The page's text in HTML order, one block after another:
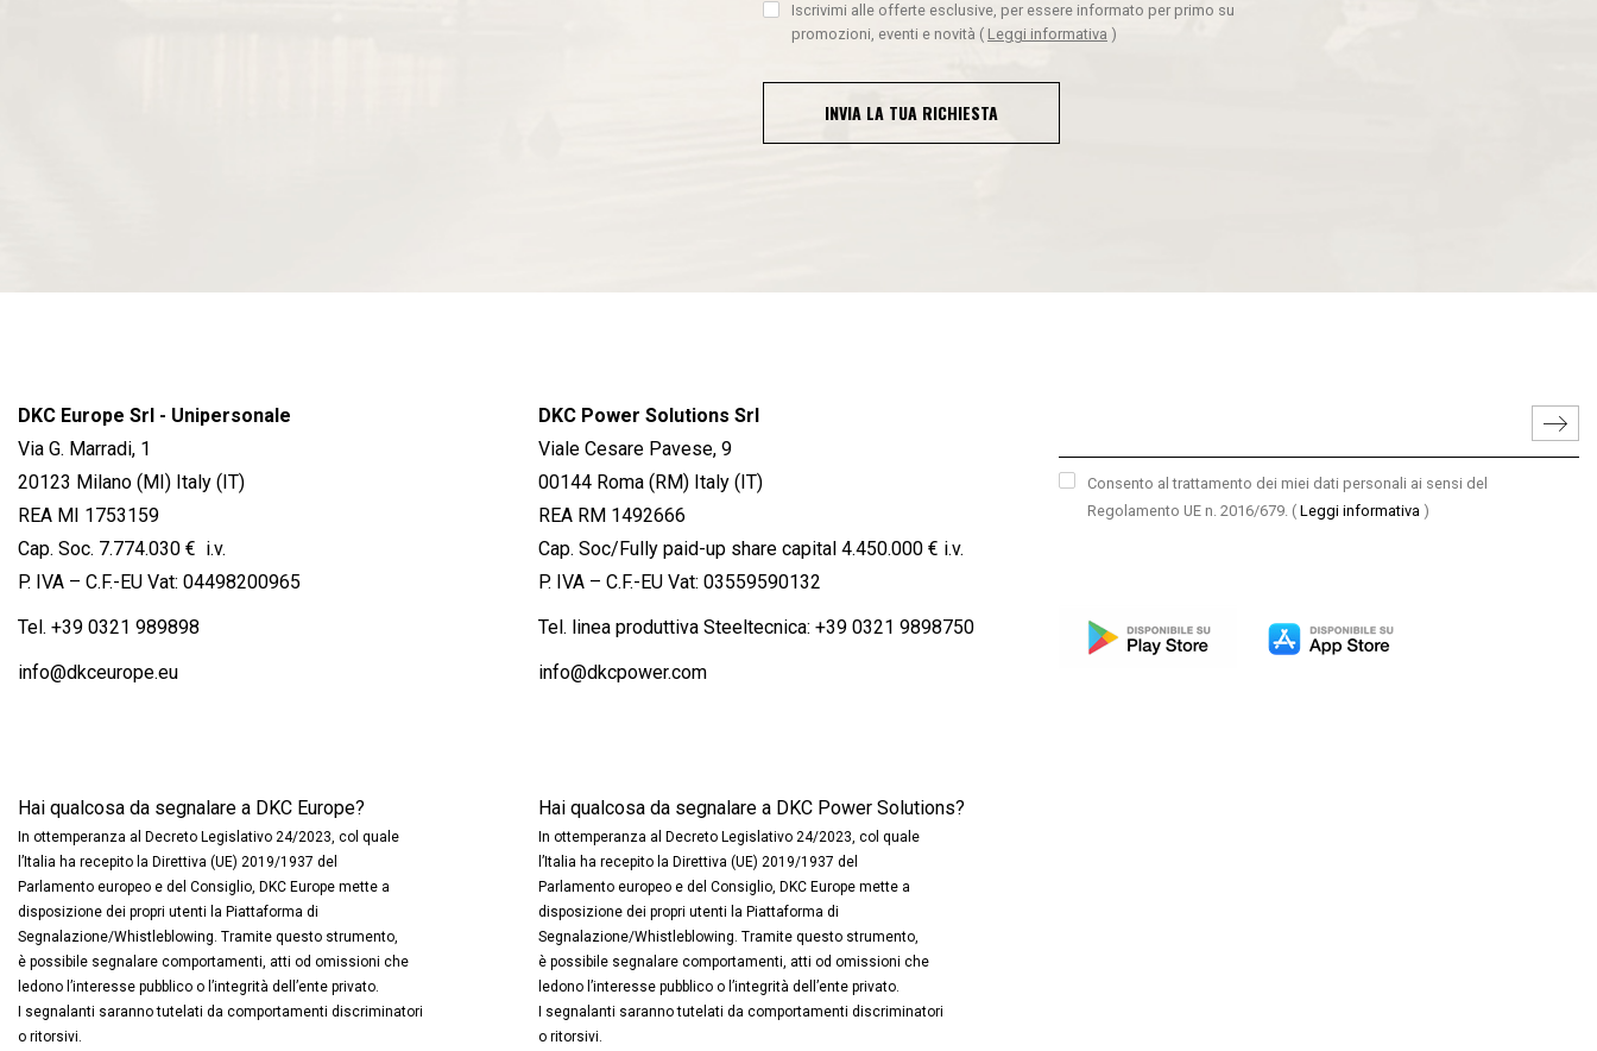
Iscrivimi alle offerte esclusive, per essere informato per primo su
promozioni, eventi e novità ( Leggi informativa )
INVIA LA TUA RICHIESTA
DKC Europe Srl - Unipersonale
Via G. Marradi, 1
20123 Milano (MI) Italy (IT)
REA MI 1753159
Cap. Soc. 7.774.030 € i.v.
P. IVA – C.F.-EU Vat: 04498200965
Tel. +39 0321 989898
info@dkceurope.eu
Hai qualcosa da segnalare a DKC Europe?
In ottemperanza al Decreto Legislativo 24/2023, col quale
l’Italia ha recepito la Direttiva (UE) 2019/1937 del
Parlamento europeo e del Consiglio, DKC Europe mette a
disposizione dei propri utenti la Piattaforma di
Segnalazione/Whistleblowing. Tramite questo strumento,
è possibile segnalare comportamenti, atti od omissioni che
ledono l’interesse pubblico o l’integrità dell’ente privato.
I segnalanti saranno tutelati da comportamenti discriminatori
o ritorsivi.
DKC Power Solutions Srl
Viale Cesare Pavese, 9
00144 Roma (RM) Italy (IT)
REA RM 1492666
Cap. Soc/Fully paid-up share capital 4.450.000 € i.v.
P. IVA – C.F.-EU Vat: 03559590132
Tel. linea produttiva Steeltecnica: +39 0321 9898750
info@dkcpower.com
Hai qualcosa da segnalare a DKC Power Solutions?
In ottemperanza al Decreto Legislativo 24/2023, col quale
l’Italia ha recepito la Direttiva (UE) 2019/1937 del
Parlamento europeo e del Consiglio, DKC Europe mette a
disposizione dei propri utenti la Piattaforma di
Segnalazione/Whistleblowing. Tramite questo strumento,
è possibile segnalare comportamenti, atti od omissioni che
ledono l’interesse pubblico o l’integrità dell’ente privato.
I segnalanti saranno tutelati da comportamenti discriminatori
o ritorsivi.
Consento al trattamento dei miei dati personali ai sensi del
Regolamento UE n. 2016/679. ( Leggi informativa )